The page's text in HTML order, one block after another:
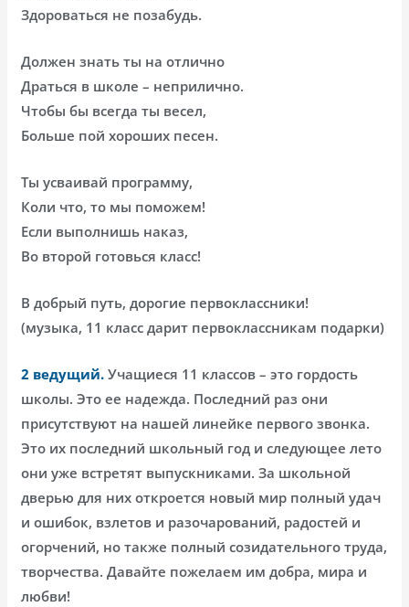
Здороваться не позабудь.
Должен знать ты на отлично
Драться в школе – неприлично.
Чтобы бы всегда ты весел,
Больше пой хороших песен.
Ты усваивай программу,
Коли что, то мы поможем!
Если выполнишь наказ,
Во второй готовься класс!
В добрый путь, дорогие первоклассники!
(музыка, 11 класс дарит первоклассникам подарки)
2 ведущий. Учащиеся 11 классов – это гордость
школы. Это ее надежда. Последний раз они
присутствуют на нашей линейке первого звонка.
Это их последний школьный год и следующее лето
они уже встретят выпускниками. За школьной
дверью для них откроется новый мир полный удач
и ошибок, взлетов и разочарований, радостей и
огорчений, но также полный созидательного труда,
творчества. Давайте пожелаем им добра, мира и
любви!